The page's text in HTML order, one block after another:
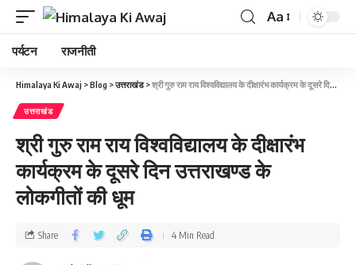
Aa
पर्यटन राजनीती
Himalaya Ki Awaj >Blog >उत्तराखंड>श्री गुरु राम राय विश्वविद्यालय के दीक्षारंभ कार्यक्रम के दूसरे दिन उत्तराखण्ड के लोकगीतों की धूम
उत्तराखंड
श्री गुरु राम राय विश्वविद्यालय के दीक्षारंभ
कार्यक्रम के दूसरे दिन उत्तराखण्ड के
लोकगीतों की धूम
Share 4 Min Read